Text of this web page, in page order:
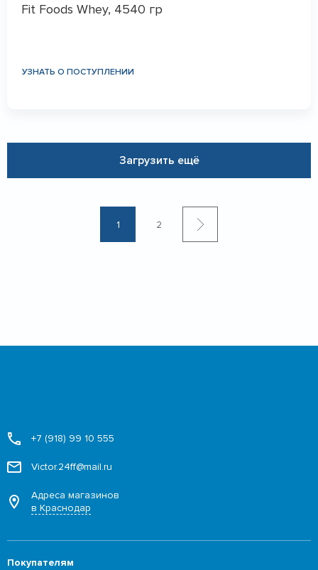
Fit Foods Whey, 4540 гр
УЗНАТЬ О ПОСТУПЛЕНИИ
Загрузить ещё
1 2
+7 (918) 99 10 555
Victor.24ff@mail.ru
Адреса магазинов
в Краснодар
Покупателям